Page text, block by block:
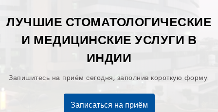
ЛУЧШИЕ СТОМАТОЛОГИЧЕСКИЕ
И МЕДИЦИНСКИЕ УСЛУГИ В
ИНДИИ
Запишитесь на приём сегодня, заполнив короткую форму.
Записаться на приём